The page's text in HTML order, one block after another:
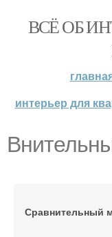
ВСЁ ОБ
интерьер для
Сравнительный